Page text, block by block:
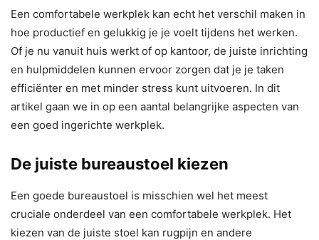
Een comfortabele werkplek kan echt het verschil maken in
hoe productief en gelukkig je je voelt tijdens het werken.
Of je nu vanuit huis werkt of op kantoor, de juiste inrichting
en hulpmiddelen kunnen ervoor zorgen dat je je taken
efficiënter en met minder stress kunt uitvoeren. In dit
artikel gaan we in op een aantal belangrijke aspecten van
een goed ingerichte werkplek.
De juiste bureaustoel kiezen
Een goede bureaustoel is misschien wel het meest
cruciale onderdeel van een comfortabele werkplek. Het
kiezen van de juiste stoel kan rugpijn en andere